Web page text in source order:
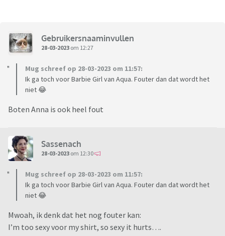
Gebruikersnaaminvullen
28-03-2023 om 12:27
Mug schreef op 28-03-2023 om 11:57:
Ik ga toch voor Barbie Girl van Aqua. Fouter dan dat wordt het
niet 😂
Boten Anna is ook heel fout
Sassenach
28-03-2023 om 12:30
Mug schreef op 28-03-2023 om 11:57:
Ik ga toch voor Barbie Girl van Aqua. Fouter dan dat wordt het
niet 😂
Mwoah, ik denk dat het nog fouter kan:
I’m too sexy voor my shirt, so sexy it hurts….